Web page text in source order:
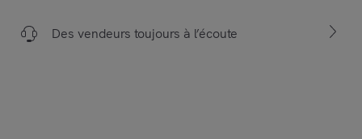
Des vendeurs toujours à l’écoute